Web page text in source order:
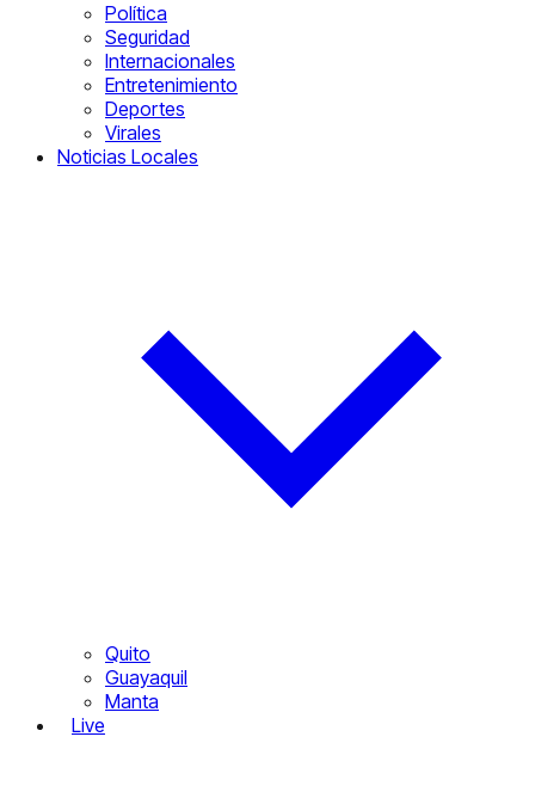
Política
Seguridad
Internacionales
Entretenimiento
Deportes
Virales
Noticias Locales
Quito
Guayaquil
Manta
Live